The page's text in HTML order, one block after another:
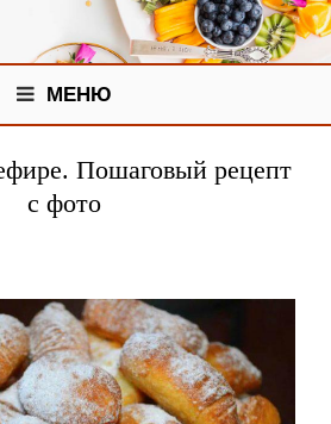
МЕНЮ
Пошаговый рецепт
с фото